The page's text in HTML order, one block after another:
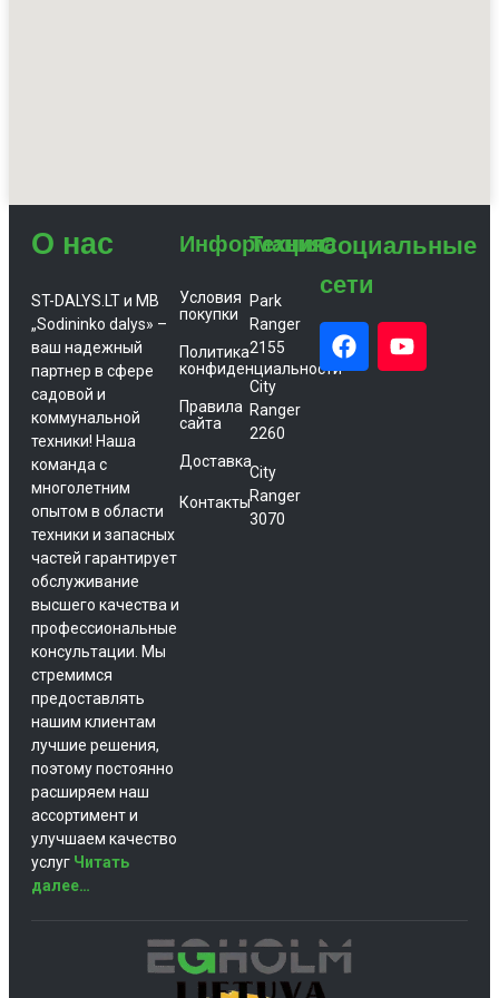
О нас
ST-DALYS.LT и MB
„Sodininko dalys» –
ваш надежный
партнер в сфере
садовой и
коммунальной
техники! Наша
команда с
многолетним
опытом в области
техники и запасных
частей гарантирует
обслуживание
высшего качества и
профессиональные
консультации. Мы
стремимся
предоставлять
нашим клиентам
лучшие решения,
поэтому постоянно
расширяем наш
ассортимент и
улучшаем качество
услуг Читать
далее…
Информация
Условия
покупки
Политика
конфиденциальности
Правила
сайта
Доставка
Контакты
Техника
Park
Ranger
2155
City
Ranger
2260
City
Ranger
3070
Социальные
сети